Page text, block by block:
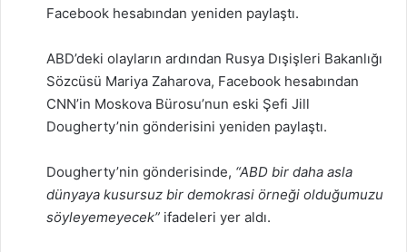
Facebook hesabından yeniden paylaştı.
ABD’deki olayların ardından Rusya Dışişleri Bakanlığı
Sözcüsü Mariya Zaharova, Facebook hesabından
CNN’in Moskova Bürosu’nun eski Şefi Jill
Dougherty’nin gönderisini yeniden paylaştı.
Dougherty’nin gönderisinde, “ABD bir daha asla
dünyaya kusursuz bir demokrasi örneği olduğumuzu
söyleyemeyecek” ifadeleri yer aldı.